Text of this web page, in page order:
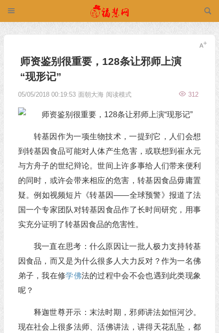
师资鉴别很重要，128条让邪师上演
“现形记”
05/05/2018 00:19:53 面朝大海 312
阅读模式
转基因作为一项生物技术，一提到它，人们会想
到转基因食品可能对人体产生危害，或联想到崔永元
与方舟子的世纪辩论。世间上许多事给人们带来便利
的同时，或许会带来相应的危害，转基因食品毋庸置
疑。例如视频短片《转基因——全球预警》报道了法
国一个专家团队对转基因食品作了长时间研究，用事
实充分证明了转基因食品的危害性。
我一直在思考：什么原因让一批人极力支持转基
因食品，而又是为什么很多人大力反对？作为一名佛
弟子，我在修学佛法的过程中会不会也遇到此类现象
呢？
释迦世尊开示：末法时期，邪师讲法如恒河沙。
现在社会上很多法师、活佛讲法，讲得天花乱坠，都